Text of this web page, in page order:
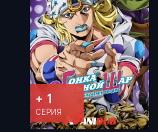
+ 1
СЕРИЯ